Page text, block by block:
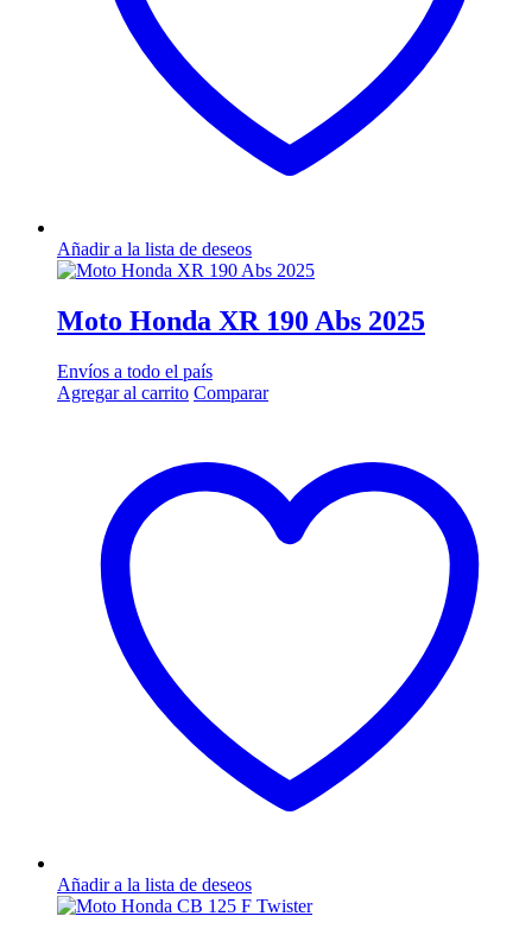
Añadir a la lista de deseos
Moto Honda XR 190 Abs 2025
Envíos a todo el país
Agregar al carrito Comparar
Añadir a la lista de deseos